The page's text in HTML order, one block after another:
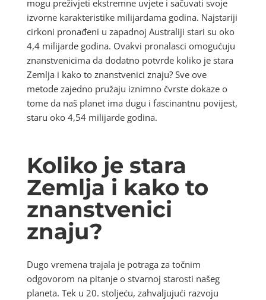
mogu preživjeti ekstremne uvjete i sačuvati svoje
izvorne karakteristike milijardama godina. Najstariji
cirkoni pronađeni u zapadnoj Australiji stari su oko
4,4 milijarde godina. Ovakvi pronalasci omogućuju
znanstvenicima da dodatno potvrde koliko je stara
Zemlja i kako to znanstvenici znaju? Sve ove
metode zajedno pružaju iznimno čvrste dokaze o
tome da naš planet ima dugu i fascinantnu povijest,
staru oko 4,54 milijarde godina.
Koliko je stara
Zemlja i kako to
znanstvenici
znaju?
Dugo vremena trajala je potraga za točnim
odgovorom na pitanje o stvarnoj starosti našeg
planeta. Tek u 20. stoljeću, zahvaljujući razvoju